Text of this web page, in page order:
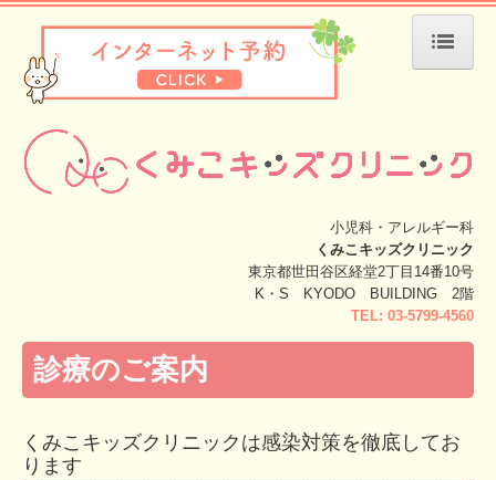
ホーム
お知らせ
院長紹介
交通案内
小児科・アレルギー科
くみこキッズクリニック
東京都世田谷区経堂2丁目14番10号
K・S KYODO BUILDING 2階
TEL: 03-5799-4560
診療のご案内
くみこキッズクリニックは感染対策を徹底してお
ります